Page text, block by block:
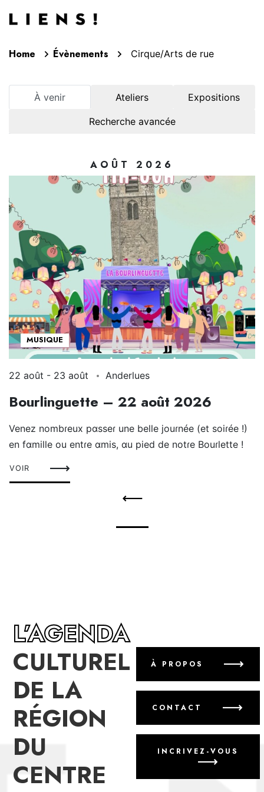
Home Évènements Cirque/Arts de rue
À venir Ateliers Expositions
Recherche avancée
AOÛT 2026
MUSIQUE
22 août - 23 août Anderlues
Bourlinguette – 22 août 2026
Venez nombɾeux pɑsseɾ une belle jouɾnée (et soiɾée !)
en fɑmille ou entɾe ɑmis, ɑu pied de notɾe Bouɾlette !
VOIR
Évènements List Navigation
L’AGENDA
CULTUREL
DE LA
RÉGION
DU
CENTRE
À PROPOS
CONTACT
INCRIVEZ-VOUS